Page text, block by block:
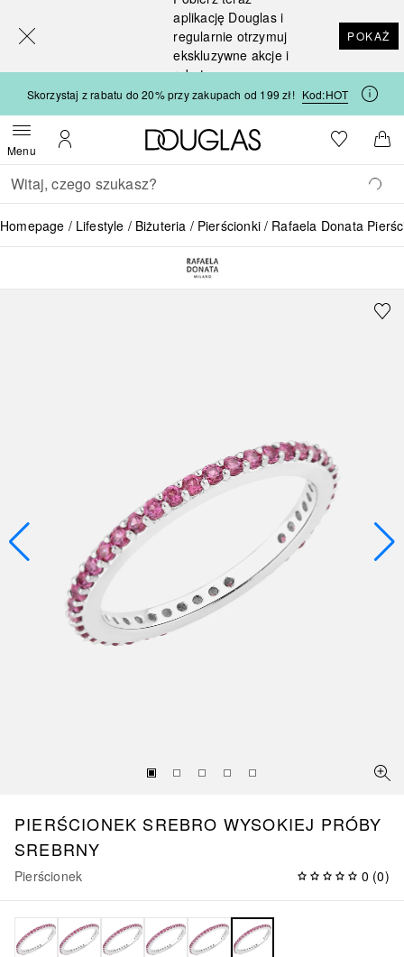
aplikację Douglas i
regularnie otrzymuj
ekskluzywne akcje i
rabaty
POKAŻ
Skorzystaj z rabatu do 20% przy zakupach od 199 zł! Kod:HOT
MenuOtwórz menuMoje konto
Strona główna Douglas
Do listyDo
Wracać
Wykonaj wyszukiwanie
Homepage Lifestyle Biżuteria Pierścionki Rafaela Donata
PIERŚCIONEK SREBRO WYSOKIEJ PRÓBY
SREBRNY
Pierścionek 0 (0)
[navigation.slideout.screenreader]